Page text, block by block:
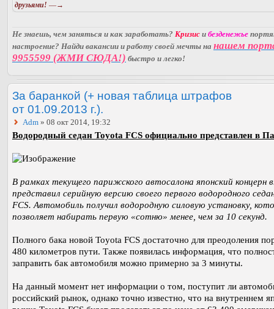
друзьями! —→
Не знаешь, чем заняться и как заработать? Кризис и безденежье
настроение? Найди вакансии и работу своей мечты на нашем
9955599 (ЖМИ СЮДА!) быстро и легко!
За баранкой (+ новая таблица штрафов
от 01.09.2013 г.).
Adm » 08 окт 2014, 19:32
Водородный седан Toyota FCS официально представлен в
В рамках текущего парижского автосалона японский концерн
представил серийную версию своего первого водородного
FCS. Автомобиль получил водородную силовую установку,
позволяет набирать первую «сотню» менее, чем за 10 секунд.
Полного бака новой Toyota FCS достаточно для преодоления
480 километров пути. Также появилась информация, что
заправить бак автомобиля можно примерно за 3 минуты.
На данный момент нет информации о том, поступит ли
российский рынок, однако точно известно, что на внутреннем